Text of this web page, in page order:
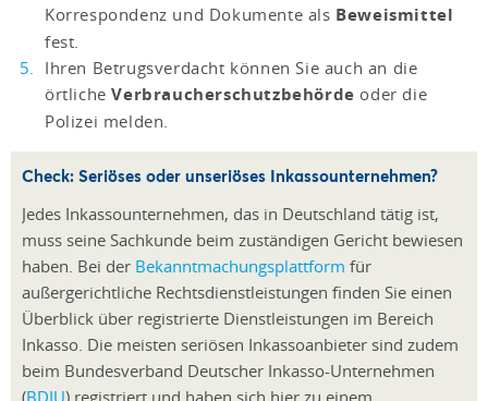
Korrespondenz und Dokumente als Beweismittel
fest.
Ihren Betrugsverdacht können Sie auch an die
örtlicheVerbraucherschutzbehörde oder die
Polizei melden.
Check: Seriöses oder unseriöses Inkassounternehmen?
Jedes Inkassounternehmen, das in Deutschland tätig ist,
muss seine Sachkunde beim zuständigen Gericht bewiesen
haben. Bei der Bekanntmachungsplattform für
außergerichtliche Rechtsdienstleistungen finden Sie einen
Überblick über registrierte Dienstleistungen im Bereich
Inkasso. Die meisten seriösen Inkassoanbieter sind zudem
beim Bundesverband Deutscher Inkasso-Unternehmen
(BDIU) registriert und haben sich hier zu einem